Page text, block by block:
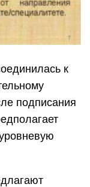
к
подписания